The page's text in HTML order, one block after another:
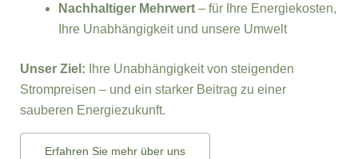
Nachhaltiger Mehrwert – für Ihre Energiekosten,
Ihre Unabhängigkeit und unsere Umwelt
Unser Ziel: Ihre Unabhängigkeit von steigenden
Strompreisen – und ein starker Beitrag zu einer
sauberen Energiezukunft.
Erfahren Sie mehr über uns